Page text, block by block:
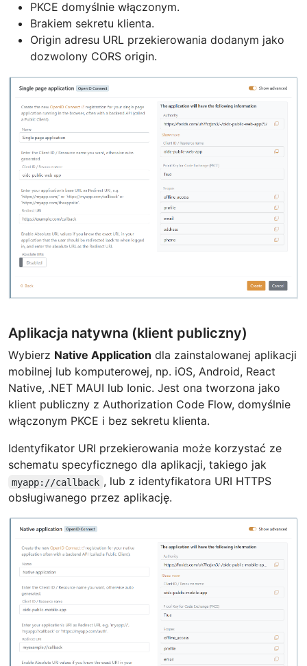
PKCE domyślnie włączonym.
Brakiem sekretu klienta.
Origin adresu URL przekierowania dodanym jako
dozwolony CORS origin.
Aplikacja natywna (klient publiczny)
Wybierz Native Application dla zainstalowanej aplikacji
mobilnej lub komputerowej, np. iOS, Android, React
Native, .NET MAUI lub Ionic. Jest ona tworzona jako
klient publiczny z Authorization Code Flow, domyślnie
włączonym PKCE i bez sekretu klienta.
Identyfikator URI przekierowania może korzystać ze
schematu specyficznego dla aplikacji, takiego jak
myapp://callback , lub z identyfikatora URI HTTPS
obsługiwanego przez aplikację.